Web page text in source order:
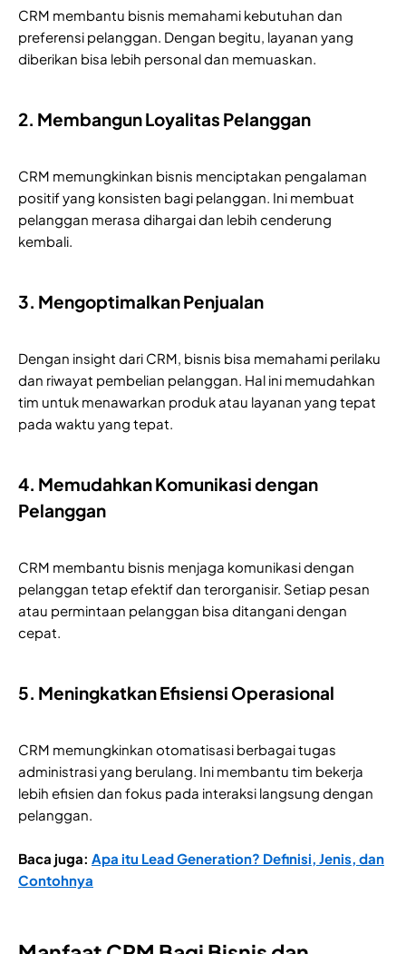
CRM membantu bisnis memahami kebutuhan dan
preferensi pelanggan. Dengan begitu, layanan yang
diberikan bisa lebih personal dan memuaskan.
2. Membangun Loyalitas Pelanggan
CRM memungkinkan bisnis menciptakan pengalaman
positif yang konsisten bagi pelanggan. Ini membuat
pelanggan merasa dihargai dan lebih cenderung
kembali.
3. Mengoptimalkan Penjualan
Dengan insight dari CRM, bisnis bisa memahami perilaku
dan riwayat pembelian pelanggan. Hal ini memudahkan
tim untuk menawarkan produk atau layanan yang tepat
pada waktu yang tepat.
4. Memudahkan Komunikasi dengan
Pelanggan
CRM membantu bisnis menjaga komunikasi dengan
pelanggan tetap efektif dan terorganisir. Setiap pesan
atau permintaan pelanggan bisa ditangani dengan
cepat.
5. Meningkatkan Efisiensi Operasional
CRM memungkinkan otomatisasi berbagai tugas
administrasi yang berulang. Ini membantu tim bekerja
lebih efisien dan fokus pada interaksi langsung dengan
pelanggan.
Baca juga: Apa itu Lead Generation? Definisi, Jenis, dan
Contohnya